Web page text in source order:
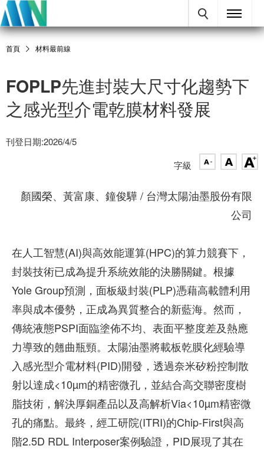
首頁 材料最前線
FOPLP先進封裝大尺寸化趨勢下
之感光型介電乾膜材料發展
刊登日期:2026/4/5
字級
顏國榮、黃富康、鐘俊驊 / 台灣太陽油墨股份有限
公司
在人工智慧(AI)與高效能運算(HPC)的算力競賽下，
封裝技術已成為提升系統效能的決勝關鍵。根據
Yole Group預測，面板級封裝(PLP)憑藉高載體利用
率與成本優勢，正成為異質整合的新藍海。然而，
傳統液態PSPI面臨塗佈不均、表面平整度差及熱應
力導致的翹曲瓶頸。太陽油墨將載板乾膜化經驗導
入感光型介電材料(PID)開發，透過奈米矽粉控制散
射以達成<10µm的精密微孔，並結合高交聯密度樹
脂技術，解決厚銅產品以及高解析Via<10µm精密微
孔的痛點。最終，經工研院(ITRI)的Chip-First與高
階2.5D RDL Interposer案例驗證，PID展現了其在